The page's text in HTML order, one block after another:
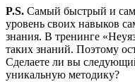
P.S. Самый быстрый и
уровень своих навыков
знания. В тренинге
таких знаний. Поэтому
Сделаете ли вы
уникальную методику?